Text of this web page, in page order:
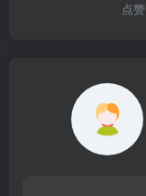
点赞